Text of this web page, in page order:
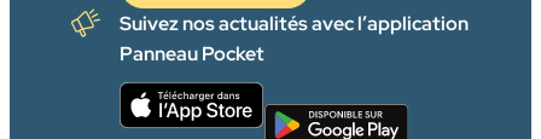
Suivez nos actualités avec l’application
Panneau Pocket